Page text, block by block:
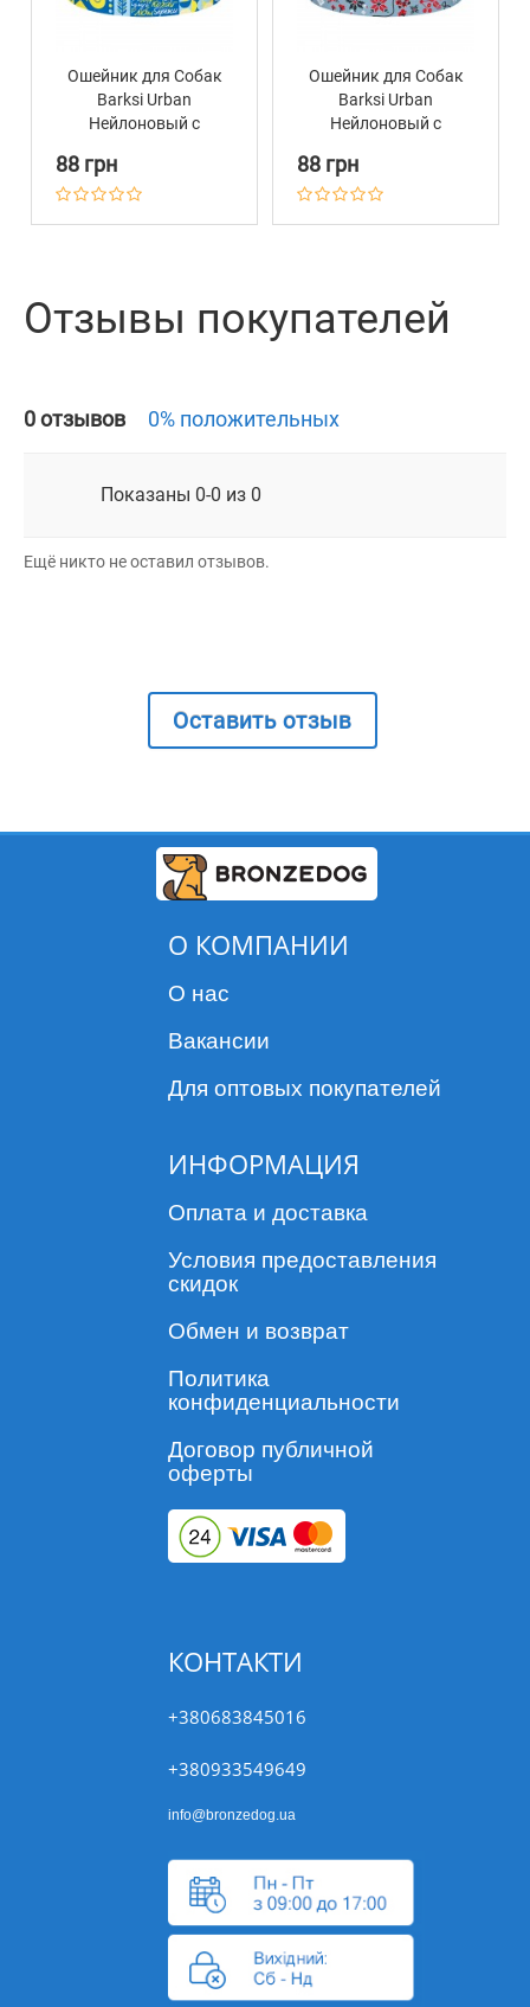
Ошейник для Собак
Barksi Urban
Нейлоновый с
Пряжкой Мрія
88 грн
Ошейник для Собак
Barksi Urban
Нейлоновый с
Пряжкой Калина
88 грн
Отзывы покупателей
0 отзывов 0% положительных
Показаны 0-0 из 0
Ещё никто не оставил отзывов.
Оставить отзыв
О КОМПАНИИ
О нас
Вакансии
Для оптовых покупателей
ИНФОРМАЦИЯ
Оплата и доставка
Условия предоставления
скидок
Обмен и возврат
Политика
конфиденциальности
Договор публичной
оферты
КОНТАКТИ
+380683845016
+380933549649
info@bronzedog.ua